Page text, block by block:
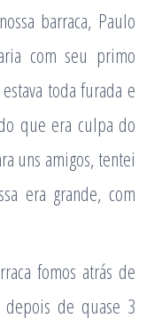
barraca, Paulo
com seu primo
toda furada e
que era culpa do
uns amigos, tentei
era grande, com
fomos atrás de
depois de quase 3